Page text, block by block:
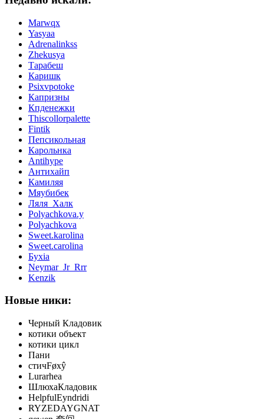
Marwqx
Yasyaa
Adrenalinkss
Zhekusya
Тарабеш
Каришк
Psixvpotoke
Капризны
Кпденежки
Thiscollorpalette
Fintik
Пепсикольная
Карольнка
Antihype
Антихайп
Камиляя
Мяубибек
Ляля_Халк
Polyachkova.y
Polyachkova
Sweet.karolina
Sweet.carolina
Бухiа
Neymar_Jr_Rrr
Kenzik
Новые ники:
Черный Кладовик
котики объект
котики цикл
Пани
стичFøxŷ
Lurarhea
ШлюхаКладовик
HelpfulEyndridi
RYZEDAYGNAT